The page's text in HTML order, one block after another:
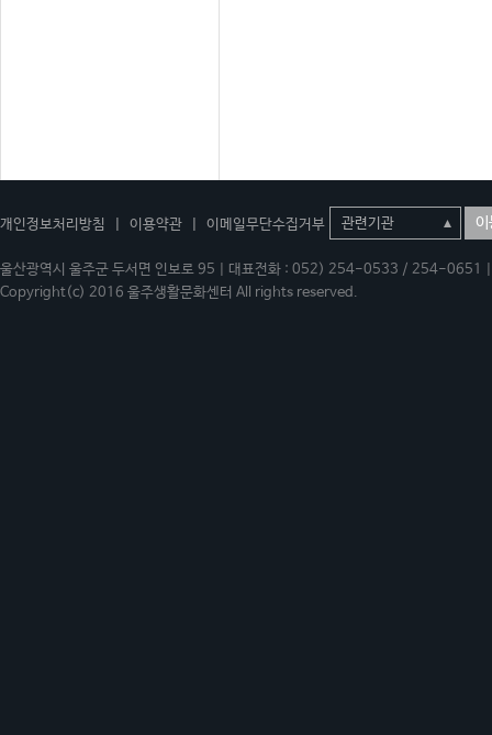
개인정보처리방침 이용약관 이메일무단수집거부 이
울산광역시 울주군 두서면 인보로 95 | 대표전화 : 052) 254-0533 / 254-
Copyright(c) 2016 울주생활문화센터 All rights reserved.